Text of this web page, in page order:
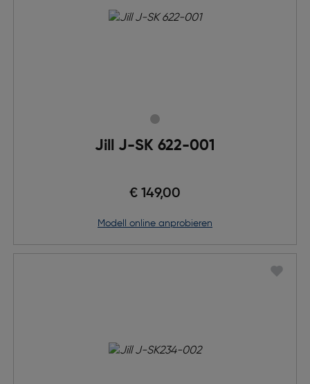
Jill J-SK 622-001
€ 149,00
Modell online anprobieren